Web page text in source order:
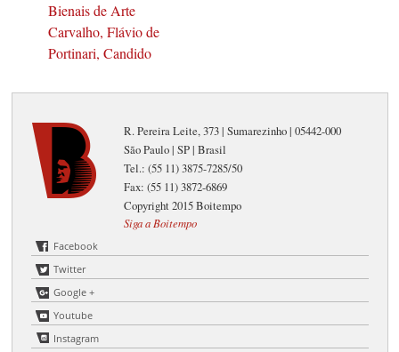
Bienais de Arte
Carvalho, Flávio de
Portinari, Candido
R. Pereira Leite, 373 | Sumarezinho | 05442-000
São Paulo | SP | Brasil
Tel.: (55 11) 3875-7285/50
Fax: (55 11) 3872-6869
Copyright 2015 Boitempo
Siga a Boitempo
Facebook
Twitter
Google +
Youtube
Instagram